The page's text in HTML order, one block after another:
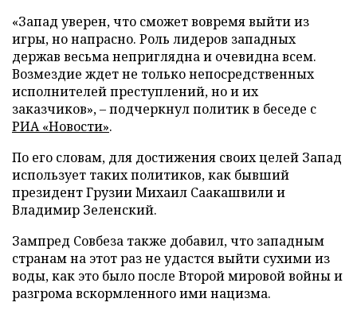
«Запад уверен, что сможет вовремя выйти из
игры, но напрасно. Роль лидеров западных
держав весьма неприглядна и очевидна всем.
Возмездие ждет не только непосредственных
исполнителей преступлений, но и их
заказчиков», – подчеркнул политик в беседе с
РИА «Новости».
По его словам, для достижения своих целей Запад
использует таких политиков, как бывший
президент Грузии Михаил Саакашвили и
Владимир Зеленский.
Зампред Совбеза также добавил, что западным
странам на этот раз не удастся выйти сухими из
воды, как это было после Второй мировой войны и
разгрома вскормленного ими нацизма.